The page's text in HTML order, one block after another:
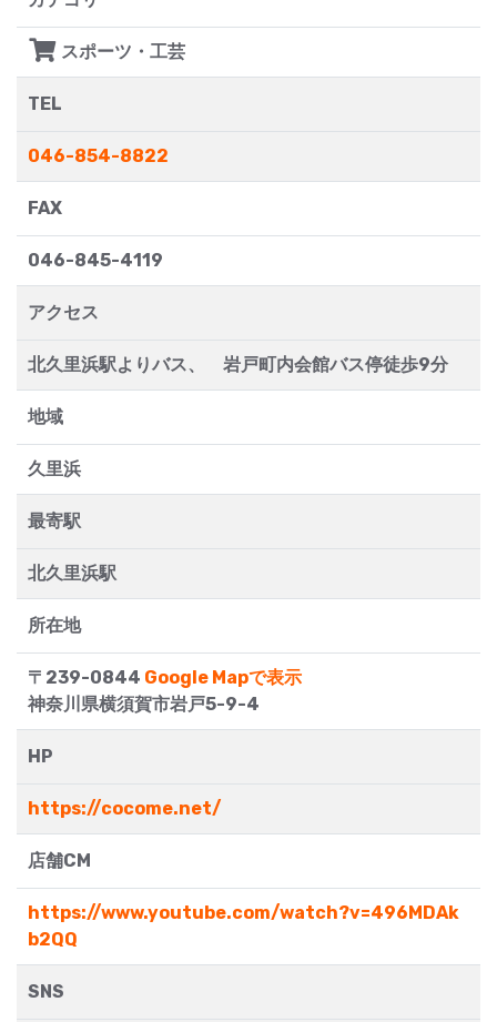
スポーツ・工芸
TEL
046-854-8822
FAX
046-845-4119
アクセス
北久里浜駅よりバス、 岩戸町内会館バス停徒歩9分
地域
久里浜
最寄駅
北久里浜駅
所在地
〒239-0844 Google Mapで表示
神奈川県横須賀市岩戸5-9-4
HP
https://cocome.net/
店舗CM
https://www.youtube.com/watch?v=496MDAk
b2QQ
SNS